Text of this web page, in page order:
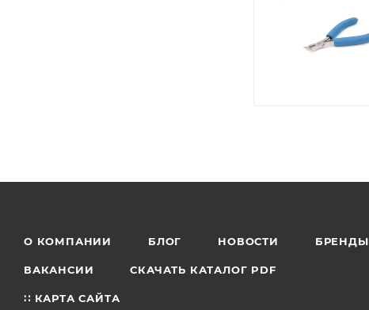
О КОМПАНИИ БЛОГ НОВОСТИ БРЕНДЫ
ВАКАНСИИ СКАЧАТЬ КАТАЛОГ PDF
∷ КАРТА САЙТА